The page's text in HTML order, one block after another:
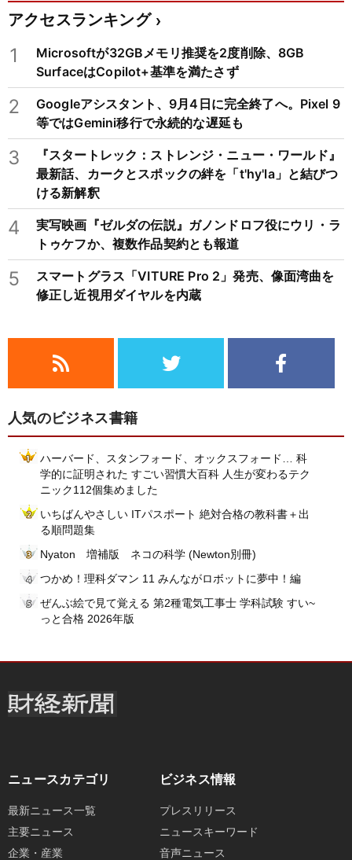
アクセスランキング
1
Microsoftが32GBメモリ推奨を2度削除、8GB
SurfaceはCopilot+基準を満たさず
2
Googleアシスタント、9月4日に完全終了へ。Pixel 9
等ではGemini移行で永続的な遅延も
3
『スタートレック：ストレンジ・ニュー・ワールド』
最新話、カークとスポックの絆を「t'hy'la」と結びつ
ける新解釈
4
実写映画『ゼルダの伝説』ガノンドロフ役にウリ・ラ
トゥケフか、複数作品契約とも報道
5
スマートグラス「VITURE Pro 2」発売、像面湾曲を
修正し近視用ダイヤルを内蔵
人気のビジネス書籍
ハーバード、スタンフォード、オックスフォード… 科
学的に証明された すごい習慣大百科 人生が変わるテク
ニック112個集めました
いちばんやさしい ITパスポート 絶対合格の教科書＋出
る順問題集
Nyaton 増補版 ネコの科学 (Newton別冊)
つかめ！理科ダマン 11 みんながロボットに夢中！編
ぜんぶ絵で見て覚える 第2種電気工事士 学科試験 すい~
っと合格 2026年版
ニュースカテゴリ
最新ニュース一覧
主要ニュース
企業・産業
ビジネス情報
プレスリリース
ニュースキーワード
音声ニュース